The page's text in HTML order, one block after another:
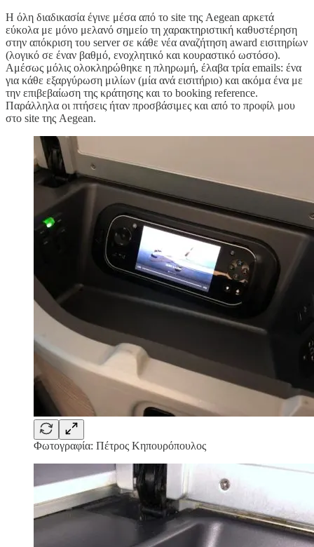
H όλη διαδικασία έγινε μέσα από το site της Aegean αρκετά
εύκολα με μόνο μελανό σημείο τη χαρακτηριστική καθυστέρηση
στην απόκριση του server σε κάθε νέα αναζήτηση award εισιτηρίων
(λογικό σε έναν βαθμό, ενοχλητικό και κουραστικό ωστόσο).
Αμέσως μόλις ολοκληρώθηκε η πληρωμή, έλαβα τρία emails: ένα
για κάθε εξαργύρωση μιλίων (μία ανά εισιτήριο) και ακόμα ένα με
την επιβεβαίωση της κράτησης και το booking reference.
Παράλληλα οι πτήσεις ήταν προσβάσιμες και από το προφίλ μου
στο site της Aegean.
Φωτογραφία: Πέτρος Κηπουρόπουλος